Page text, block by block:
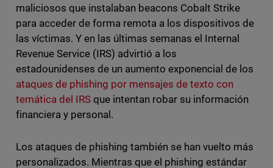
maliciosos que instalaban beacons Cobalt Strike
para acceder de forma remota a los dispositivos de
las víctimas. Y en las últimas semanas el Internal
Revenue Service (IRS) advirtió a los
estadounidenses de un aumento exponencial de los
ataques de phishing por mensajes de texto con
temática del IRSque intentan robar su información
financiera y personal.
Los ataques de phishing también se han vuelto más
personalizados. Mientras que el phishing estándar